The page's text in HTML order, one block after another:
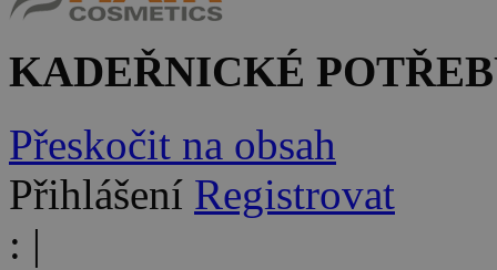
KADEŘNICKÉ
Přeskočit na obsah
Přihlášení Registrovat
: |